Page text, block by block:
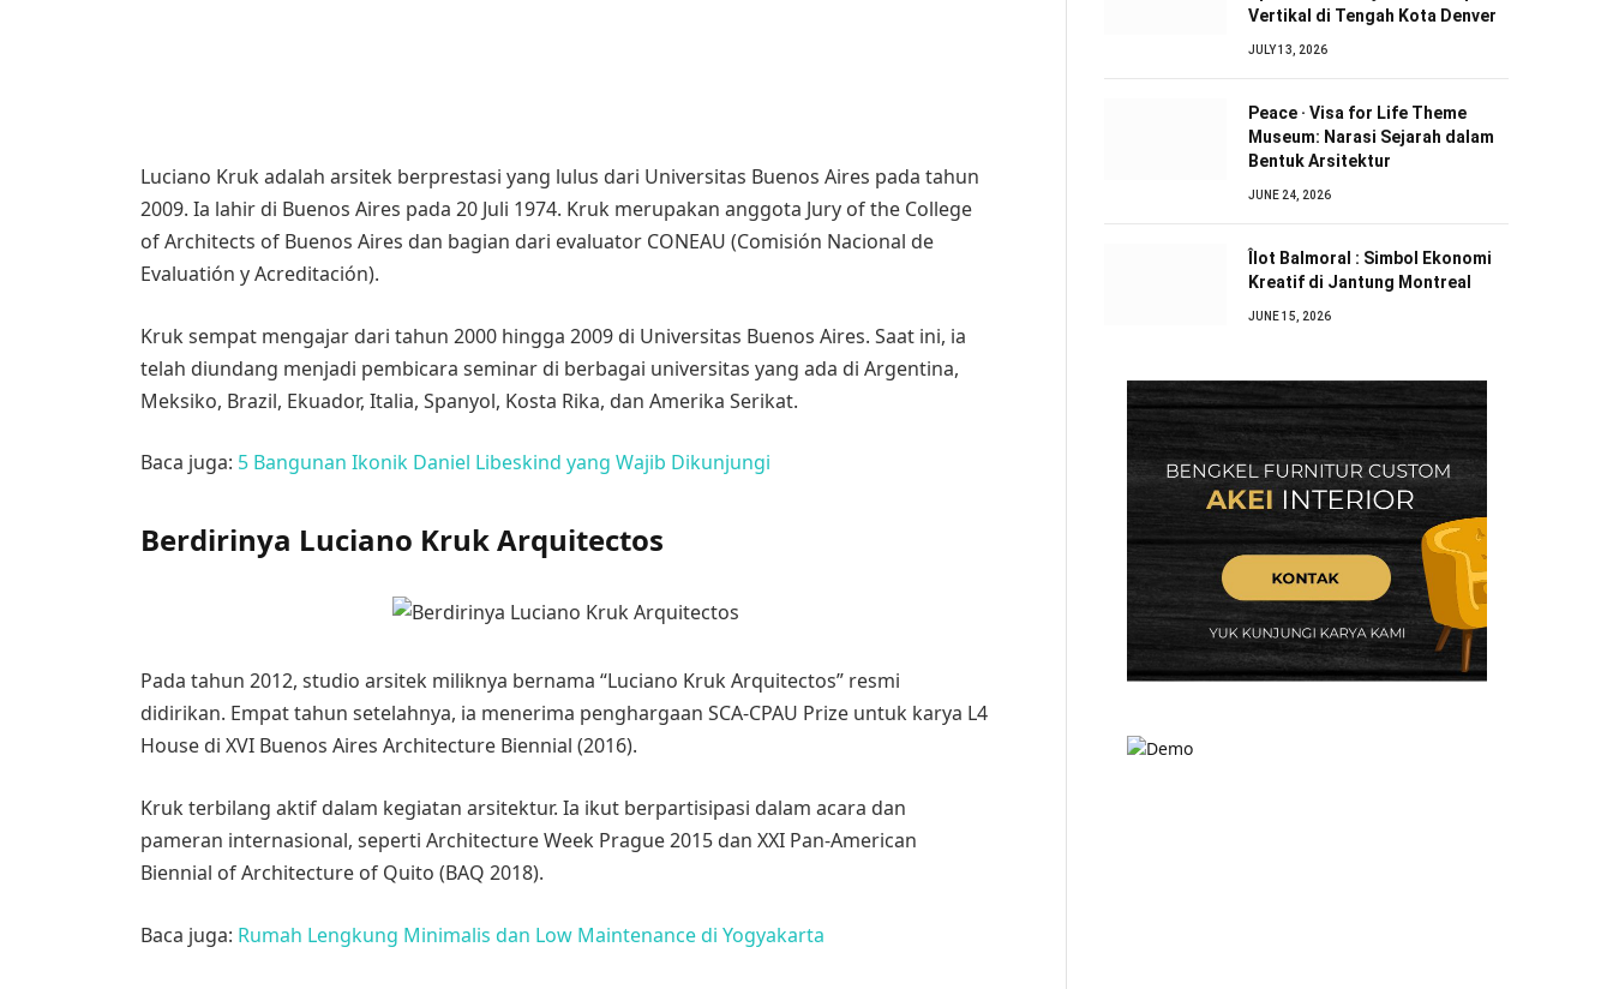
Luciano Kruk adalah arsitek berprestasi yang lulus dari Universitas Buenos Aires pada tahun
2009. Ia lahir di Buenos Aires pada 20 Juli 1974. Kruk merupakan anggota Jury of the College
of Architects of Buenos Aires dan bagian dari evaluator CONEAU (Comisión Nacional de
Evaluatión y Acreditación).
Kruk sempat mengajar dari tahun 2000 hingga 2009 di Universitas Buenos Aires. Saat ini, ia
telah diundang menjadi pembicara seminar di berbagai universitas yang ada di Argentina,
Meksiko, Brazil, Ekuador, Italia, Spanyol, Kosta Rika, dan Amerika Serikat.
Baca juga: 5 Bangunan Ikonik Daniel Libeskind yang Wajib Dikunjungi
Berdirinya Luciano Kruk Arquitectos
Pada tahun 2012, studio arsitek miliknya bernama “Luciano Kruk Arquitectos” resmi
didirikan. Empat tahun setelahnya, ia menerima penghargaan SCA-CPAU Prize untuk karya L4
House di XVI Buenos Aires Architecture Biennial (2016).
Kruk terbilang aktif dalam kegiatan arsitektur. Ia ikut berpartisipasi dalam acara dan
pameran internasional, seperti Architecture Week Prague 2015 dan XXI Pan-American
Biennial of Architecture of Quito (BAQ 2018).
Baca juga: Rumah Lengkung Minimalis dan Low Maintenance di Yogyakarta
Vertikal di Tengah Kota Denver
JULY 13, 2026
Peace · Visa for Life Theme
Museum: Narasi Sejarah dalam
Bentuk Arsitektur
JUNE 24, 2026
Îlot Balmoral : Simbol Ekonomi
Kreatif di Jantung Montreal
JUNE 15, 2026